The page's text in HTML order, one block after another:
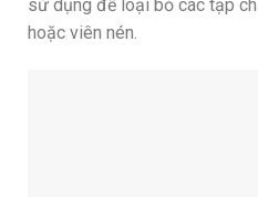
sử dụng để loại bỏ các tạp
hoặc viên nén.